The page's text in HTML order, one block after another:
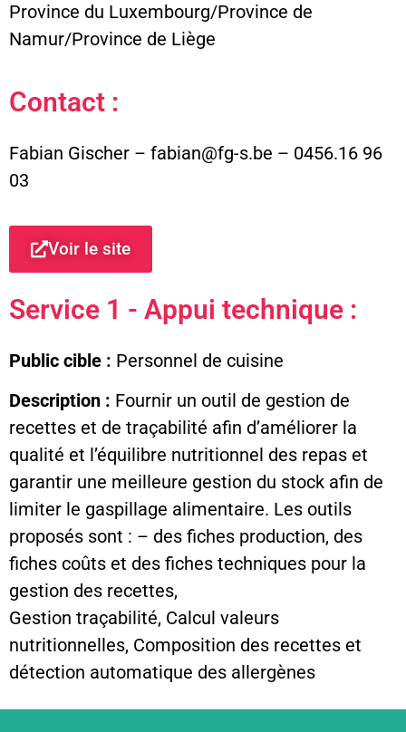
Province du Luxembourg/Province de
Namur/Province de Liège
Contact :
Fabian Gischer – fabian@fg-s.be – 0456.16 96
03
Voir le site
Service 1 - Appui technique :
Public cible : Personnel de cuisine
Description : Fournir un outil de gestion de
recettes et de traçabilité afin d’améliorer la
qualité et l’équilibre nutritionnel des repas et
garantir une meilleure gestion du stock afin de
limiter le gaspillage alimentaire. Les outils
proposés sont : – des fiches production, des
fiches coûts et des fiches techniques pour la
gestion des recettes,
Gestion traçabilité, Calcul valeurs
nutritionnelles, Composition des recettes et
détection automatique des allergènes